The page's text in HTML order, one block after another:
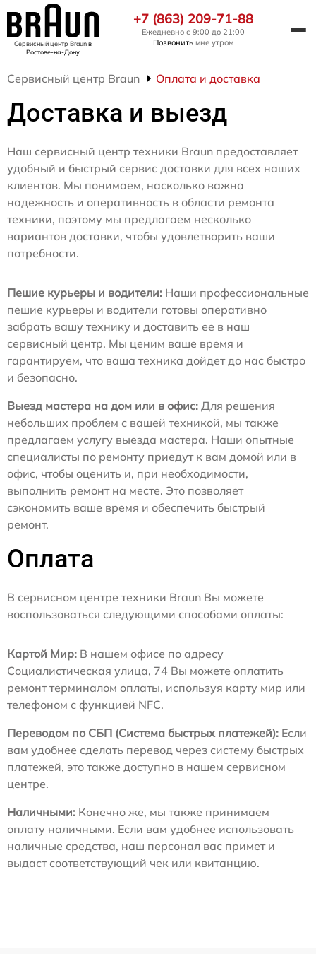
Сервисный центр Braunв
Ростове-на-Дону
+7 (863) 209-71-88
Ежедневно с 9:00 до 21:00
Позвонить мне утром
Сервисный центр Braun Оплата и доставка
Доставка и выезд
Наш сервисный центр техники Braun предоставляет
удобный и быстрый сервис доставки для всех наших
клиентов. Мы понимаем, насколько важна
надежность и оперативность в области ремонта
техники, поэтому мы предлагаем несколько
вариантов доставки, чтобы удовлетворить ваши
потребности.
Пешие курьеры и водители: Наши профессиональные
пешие курьеры и водители готовы оперативно
забрать вашу технику и доставить ее в наш
сервисный центр. Мы ценим ваше время и
гарантируем, что ваша техника дойдет до нас быстро
и безопасно.
Выезд мастера на дом или в офис: Для решения
небольших проблем с вашей техникой, мы также
предлагаем услугу выезда мастера. Наши опытные
специалисты по ремонту приедут к вам домой или в
офис, чтобы оценить и, при необходимости,
выполнить ремонт на месте. Это позволяет
сэкономить ваше время и обеспечить быстрый
ремонт.
Оплата
В сервисном центре техники Braun Вы можете
воспользоваться следующими способами оплаты:
Картой Мир: В нашем офисе по адресу
Социалистическая улица, 74 Вы можете оплатить
ремонт терминалом оплаты, используя карту мир или
телефоном с функцией NFC.
Переводом по СБП (Система быстрых платежей): Если
вам удобнее сделать перевод через систему быстрых
платежей, это также доступно в нашем сервисном
центре.
Наличными: Конечно же, мы также принимаем
оплату наличными. Если вам удобнее использовать
наличные средства, наш персонал вас примет и
выдаст соответствующий чек или квитанцию.